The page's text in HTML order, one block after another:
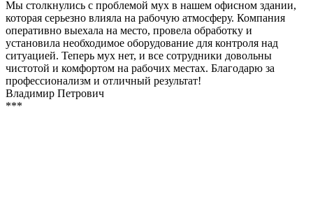
Мы столкнулись с проблемой мух в нашем офисном здании,
которая серьезно влияла на рабочую атмосферу. Компания
оперативно выехала на место, провела обработку и
установила необходимое оборудование для контроля над
ситуацией. Теперь мух нет, и все сотрудники довольны
чистотой и комфортом на рабочих местах. Благодарю за
профессионализм и отличный результат!
Владимир Петрович
***